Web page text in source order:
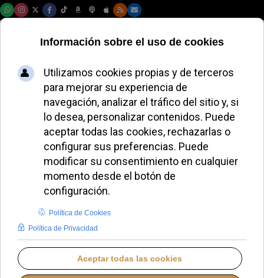
Toledo: dispensa
para no asistir a
Misa el día de
Santiago por
motivos laborales